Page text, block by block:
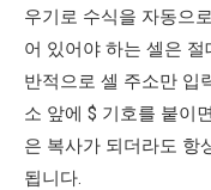
우기로 수식을 자동으
어 있어야 하는 셀은
반적으로 셀 주소만 입
소 앞에 $ 기호를 붙이
은 복사가 되더라도 항
됩니다.